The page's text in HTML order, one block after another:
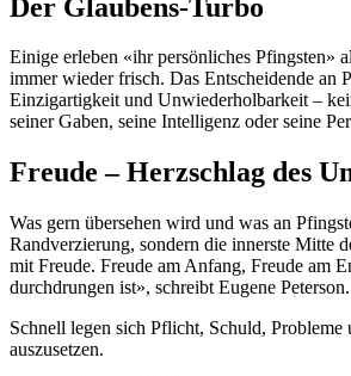
Der Glaubens-Turbo
Einige erleben «ihr persönliches Pfingsten»
immer wieder frisch. Das Entscheidende an
Einzigartigkeit und Unwiederholbarkeit –
seiner Gaben, seine Intelligenz oder seine
Freude – Herzschlag des
Was gern übersehen wird und was an
Randverzierung, sondern die innerste Mitte
mit Freude. Freude am Anfang, Freude am
durchdrungen ist», schreibt Eugene Peterson.
Schnell legen sich Pflicht, Schuld,
auszusetzen.